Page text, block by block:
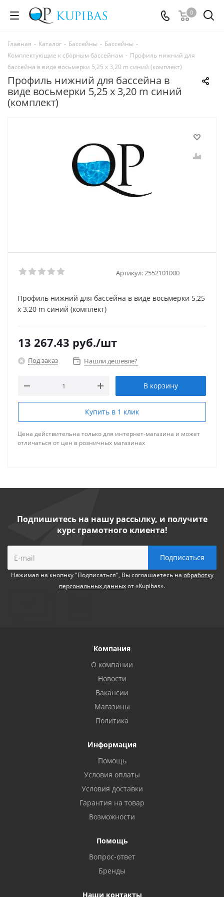
0
Главная - Каталог - Бассейны - Бассейны -
Комплектующие к сборным бассейнам - Профиль нижний для
бассейна в виде восьмерки 5,25 x 3,20 m синий (комплект)
Профиль нижний для бассейна в
виде восьмерки 5,25 x 3,20 m синий
(комплект)
Артикул: 2552101000
Профиль нижний для бассейна в виде восьмерки 5,25
x 3,20 m синий (комплект)
13 267.43 руб./шт
Под заказ Нашли дешевле?
В корзину
Купить в 1 клик
Цена действительна только для интернет-магазина и может
отличаться от цен в розничных магазинах
Подпишитесь на нашу рассылку, и получите
курс грамотного клиента!
Нажимая на кнопнку "Подписаться", Вы соглашаетесь на обработку
персональных данныхот «Kupibas».
Компания
О компании
Новости
Вакансии
Магазины
Политика
Информация
Помощь
Условия оплаты
Условия доставки
Гарантия на товар
Возможности
Помощь
Вопрос-ответ
Бренды
Наши контакты